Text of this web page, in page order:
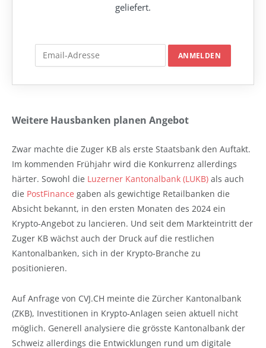
geliefert.
Weitere Hausbanken planen Angebot
Zwar machte die Zuger KB als erste Staatsbank den Auftakt.
Im kommenden Frühjahr wird die Konkurrenz allerdings
härter. Sowohl die Luzerner Kantonalbank (LUKB) als auch
die PostFinance gaben als gewichtige Retailbanken die
Absicht bekannt, in den ersten Monaten des 2024 ein
Krypto-Angebot zu lancieren. Und seit dem Markteintritt der
Zuger KB wächst auch der Druck auf die restlichen
Kantonalbanken, sich in der Krypto-Branche zu
positionieren.
Auf Anfrage von CVJ.CH meinte die Zürcher Kantonalbank
(ZKB), Investitionen in Krypto-Anlagen seien aktuell nicht
möglich. Generell analysiere die grösste Kantonalbank der
Schweiz allerdings die Entwicklungen rund um digitale